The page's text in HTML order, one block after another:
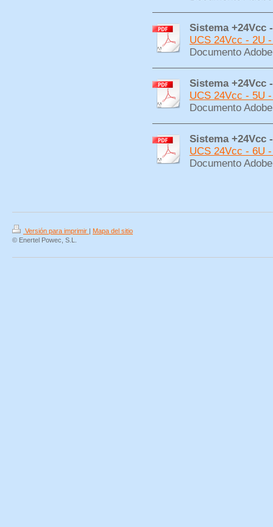
Sistema +24Vcc
UCS 24Vcc - 2U
Documento
Sistema +24Vcc
UCS 24Vcc - 5U
Documento
Sistema +24Vcc
UCS 24Vcc - 6U
Documento
Versión para imprimir | Mapa del sitio
© Enertel Powec, S.L.